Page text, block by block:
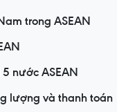
trong ASEAN
nước ASEAN
lượng và thanh toán